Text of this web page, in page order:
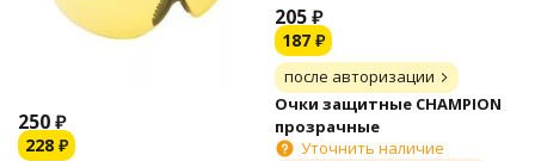
250₽
228 ₽
205₽
187 ₽
после авторизации
Очки защитные CHAMPION
прозрачные
Уточнить наличие